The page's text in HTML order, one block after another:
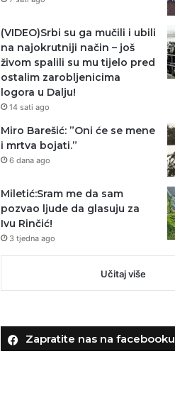
(VIDEO)Srbi su ga mučili i ubili
na najokrutniji način – još
živom spalili su mu tijelo pred
ostalim zarobljenicima
logora u Dalju!
14 sati ago
Miro Barešić: ”Oni će se mene
i mrtva bojati.”
6 dana ago
Miletić:Sram me da sam
pozvao ljude da glasuju za
Ivu Rinčić!
3 tjedna ago
Učitaj više
Zapratite nas na facebooku